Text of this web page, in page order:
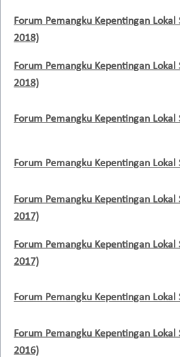
Forum Pemangku Kepentingan Lokal
2018)
Forum Pemangku Kepentingan Lokal
2018)
Forum Pemangku Kepentingan Lokal
Forum Pemangku Kepentingan Lokal
Forum Pemangku Kepentingan
2017)
Forum Pemangku Kepentingan Lokal
2017)
Forum Pemangku Kepentingan Lokal
Forum Pemangku Kepentingan Lokal
2016)